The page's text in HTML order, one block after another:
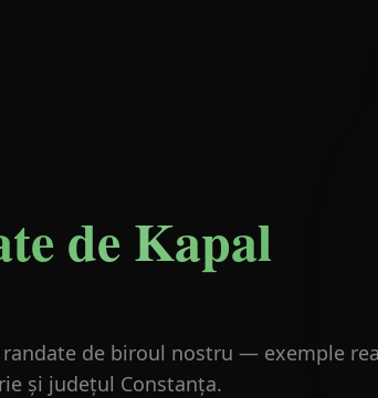
de Kapal
de biroul nostru — exemple
și județul Constanța.